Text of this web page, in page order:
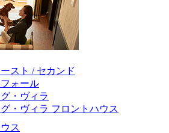
スト / セカンド
ォール
・ヴィラ
・ヴィラ フロントハウス
ス